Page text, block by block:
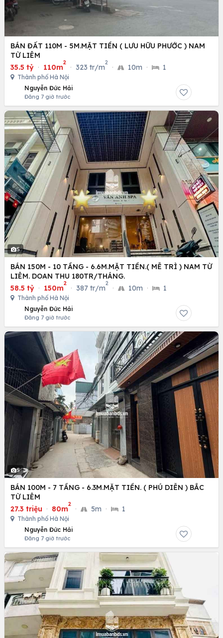
BÁN ĐẤT 110M - 5M.MẶT TIỀN ( LƯU HỮU PHƯỚC ) NAM
TỪ LIÊM
35.5 tỷ · 110m
2
· 323 tr/m
2
· 10m · 1
Thành phố Hà Nội
Nguyễn Đức Hải
Đăng 7 giờ trước
5
BÁN 150M - 10 TẦNG - 6.6M.MẶT TIỀN.( MỄ TRÌ ) NAM TỪ
LIÊM. DOAN THU 180TR/THÁNG.
58.5 tỷ · 150m
2
· 387 tr/m
2
· 10m · 1
Thành phố Hà Nội
Nguyễn Đức Hải
Đăng 7 giờ trước
5
BÁN 100M - 7 TẦNG - 6.3M.MẶT TIỀN. ( PHÚ DIỄN ) BẮC
TỪ LIÊM
27.3 triệu · 80m
2
· 5m · 1
Thành phố Hà Nội
Nguyễn Đức Hải
Đăng 7 giờ trước